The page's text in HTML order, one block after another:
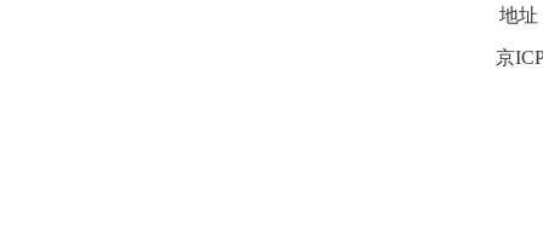
地址
京